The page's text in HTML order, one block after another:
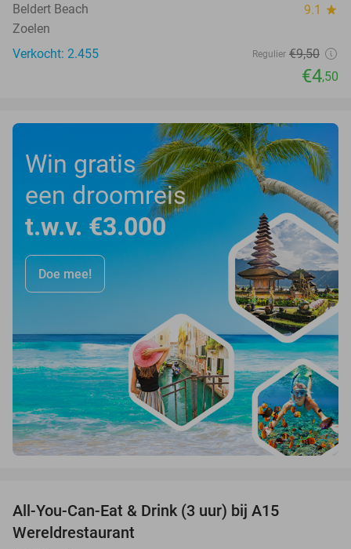
Beldert Beach 9.1 star
Zoelen
Verkocht: 2.455
Regulier €9,50
€4,50
Win gratis
een droomreis
t.w.v. €3.000
Doe mee!
All-You-Can-Eat & Drink (3 uur) bij A15
Wereldrestaurant